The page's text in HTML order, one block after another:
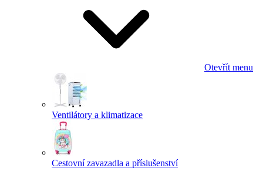
Otevřít menu
Ventilátory a klimatizace
Cestovní zavazadla a příslušenství